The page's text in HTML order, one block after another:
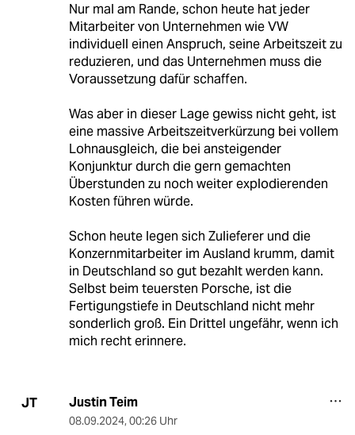
Nur mal am Rande, schon heute hat jeder
Mitarbeiter von Unternehmen wie VW
individuell einen Anspruch, seine Arbeitszeit zu
reduzieren, und das Unternehmen muss die
Voraussetzung dafür schaffen.
Was aber in dieser Lage gewiss nicht geht, ist
eine massive Arbeitszeitverkürzung bei vollem
Lohnausgleich, die bei ansteigender
Konjunktur durch die gern gemachten
Überstunden zu noch weiter explodierenden
Kosten führen würde.
Schon heute legen sich Zulieferer und die
Konzernmitarbeiter im Ausland krumm, damit
in Deutschland so gut bezahlt werden kann.
Selbst beim teuersten Porsche, ist die
Fertigungstiefe in Deutschland nicht mehr
sonderlich groß. Ein Drittel ungefähr, wenn ich
mich recht erinnere.
JT Justin Teim
08.09.2024, 00:26 Uhr